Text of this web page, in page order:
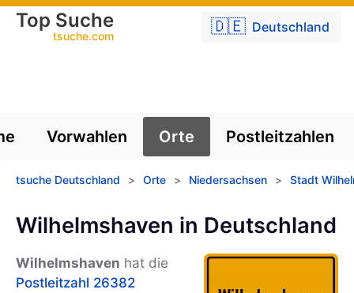
🇩🇪 Deutschland
Top Suche
tsuche.com
Vorwahlen Orte Postleitzahlen
tsuche Deutschland > Orte > Niedersachsen > Stadt
Wilhelmshaven in Deutschland
Wilhelmshaven hat die
Postleitzahl 26382